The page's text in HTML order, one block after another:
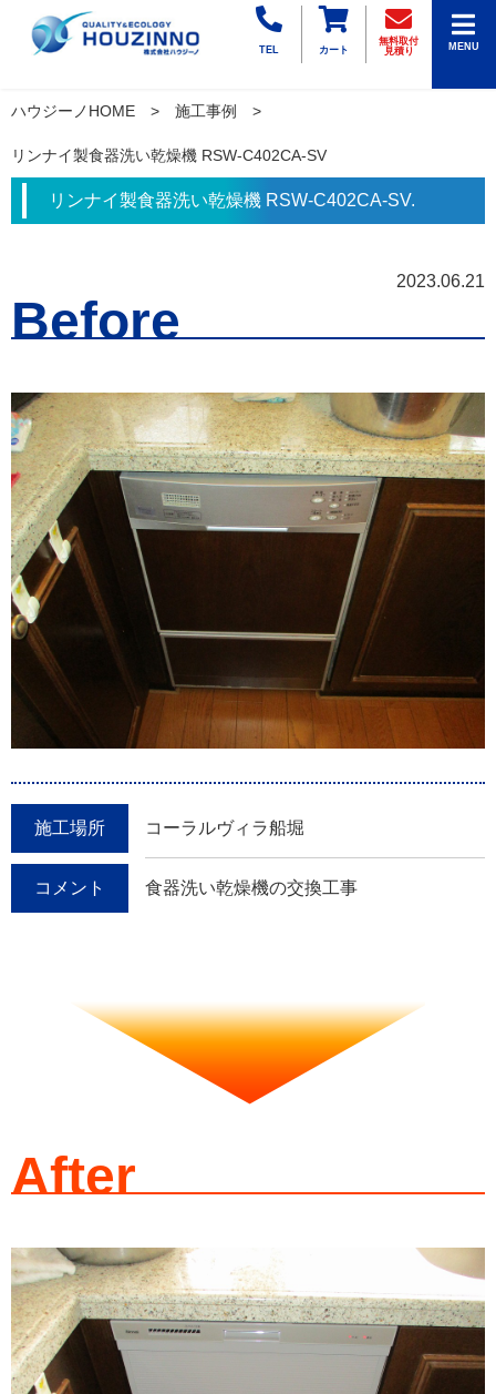
TEL カート
無料取付
見積り
MENU
ハウジーノHOME 施工事例
リンナイ製食器洗い乾燥機 RSW-C402CA-SV
リンナイ製食器洗い乾燥機 RSW-C402CA-SV.
2023.06.21
Before
施工場所 コーラルヴィラ船堀
コメント 食器洗い乾燥機の交換工事
After